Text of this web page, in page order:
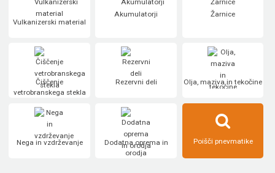
Vulkanizerski material
Akumulatorji Žarnice
Čiščenje
vetrobranskega stekla
Rezervni deli Olja, maziva in tekočine
Nega in vzdrževanje
Dodatna oprema in
orodja
Poišči pnevmatike